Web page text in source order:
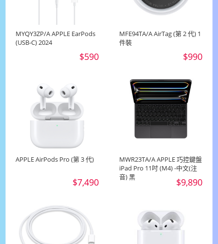
MYQY3ZP/A APPLE EarPods
(USB-C) 2024
$590
MFE94TA/A AirTag (第 2 代) 1
件裝
$990
APPLE AirPods Pro (第 3 代)
$7,490
MWR23TA/A APPLE 巧控鍵盤
iPad Pro 11吋 (M4) -中文(注
音) 黑
$9,890